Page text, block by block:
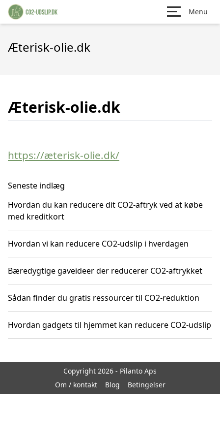
Menu
Æterisk-olie.dk
Æterisk-olie.dk
https://æterisk-olie.dk/
Seneste indlæg
Hvordan du kan reducere dit CO2-aftryk ved at købe
med kreditkort
Hvordan vi kan reducere CO2-udslip i hverdagen
Bæredygtige gaveideer der reducerer CO2-aftrykket
Sådan finder du gratis ressourcer til CO2-reduktion
Hvordan gadgets til hjemmet kan reducere CO2-udslip
Copyright 2026 - Pilanto Aps
Om / kontakt
Blog Betingelser